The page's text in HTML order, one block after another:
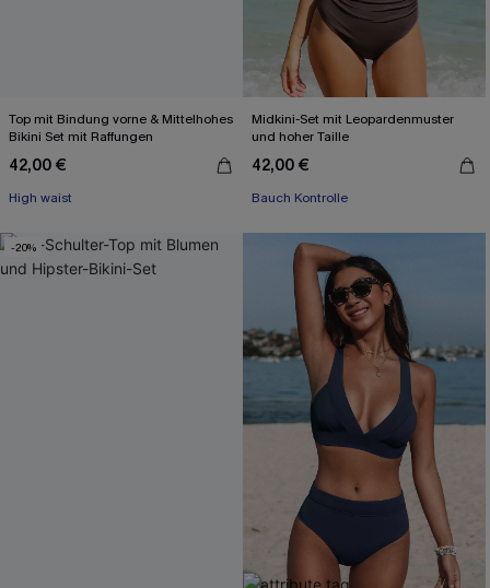
Top mit Bindung vorne & Mittelhohes
Bikini Set mit Raffungen
42,00 €
High waist
Midkini-Set mit Leopardenmuster
und hoher Taille
42,00 €
Bauch Kontrolle
-20%